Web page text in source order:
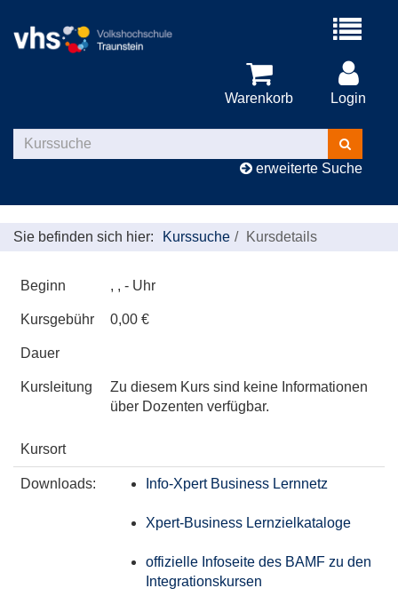
Menü
Warenkorb Login
Kurse
suchen
erweiterte Suche
Sie befinden sich hier: Kurssuche Kursdetails
Beginn , , - Uhr
Kursgebühr 0,00 €
Dauer
Kursleitung
Zu diesem Kurs sind keine Informationen
über Dozenten verfügbar.
Kursort
Downloads: Info-Xpert Business Lernnetz
Xpert-Business Lernzielkataloge
offizielle Infoseite des BAMF zu den
Integrationskursen